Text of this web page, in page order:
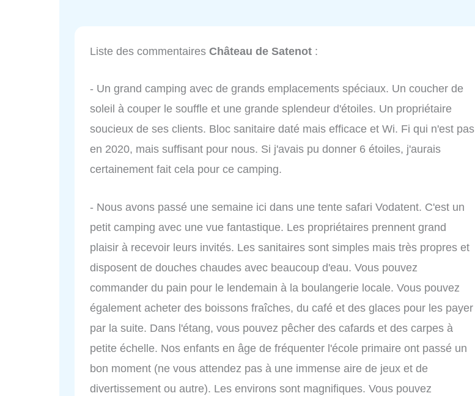
Liste des commentaires Château de Satenot :
- Un grand camping avec de grands emplacements spéciaux. Un coucher de
soleil à couper le souffle et une grande splendeur d'étoiles. Un propriétaire
soucieux de ses clients. Bloc sanitaire daté mais efficace et Wi. Fi qui n'est pas
en 2020, mais suffisant pour nous. Si j'avais pu donner 6 étoiles, j'aurais
certainement fait cela pour ce camping.
- Nous avons passé une semaine ici dans une tente safari Vodatent. C'est un
petit camping avec une vue fantastique. Les propriétaires prennent grand
plaisir à recevoir leurs invités. Les sanitaires sont simples mais très propres et
disposent de douches chaudes avec beaucoup d'eau. Vous pouvez
commander du pain pour le lendemain à la boulangerie locale. Vous pouvez
également acheter des boissons fraîches, du café et des glaces pour les payer
par la suite. Dans l'étang, vous pouvez pêcher des cafards et des carpes à
petite échelle. Nos enfants en âge de fréquenter l'école primaire ont passé un
bon moment (ne vous attendez pas à une immense aire de jeux et de
divertissement ou autre). Les environs sont magnifiques. Vous pouvez